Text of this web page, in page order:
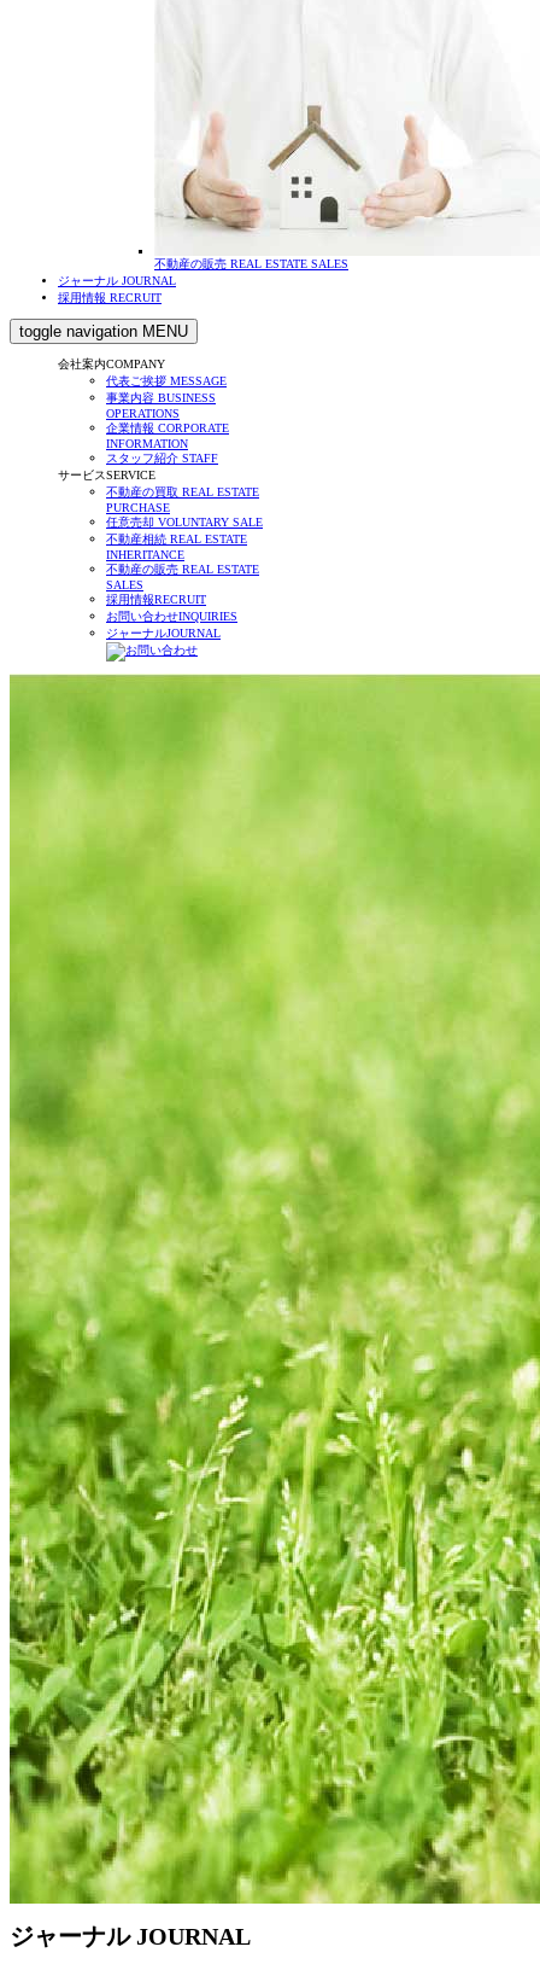
不動産の販売 REAL ESTATE SALES
ジャーナル JOURNAL
採用情報 RECRUIT
toggle navigation MENU
会社案内COMPANY
代表ご挨拶 MESSAGE
事業内容 BUSINESS
OPERATIONS
企業情報 CORPORATE
INFORMATION
スタッフ紹介 STAFF
サービスSERVICE
不動産の買取 REAL ESTATE
PURCHASE
任意売却 VOLUNTARY SALE
不動産相続 REAL ESTATE
INHERITANCE
不動産の販売 REAL ESTATE
SALES
採用情報RECRUIT
お問い合わせINQUIRIES
ジャーナルJOURNAL
ジャーナルJOURNAL